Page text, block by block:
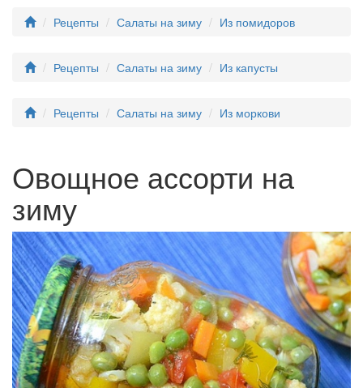
Рецепты
Салаты на зиму Из помидоров
Рецепты Салаты на зиму Из капусты
Рецепты Салаты на зиму Из моркови
Овощное ассорти на
зиму